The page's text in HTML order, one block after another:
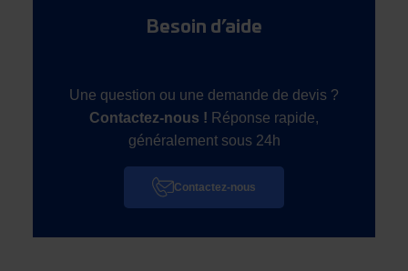
Besoin d’aide
Une question ou une demande de devis ?
Contactez-nous ! Réponse rapide,
généralement sous 24h
Contactez-nous